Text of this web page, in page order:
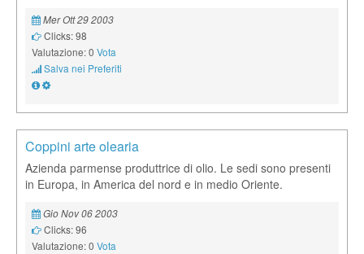
Mer Ott 29 2003
Clicks: 98
Valutazione: 0 Vota
Salva nei Preferiti
Coppini arte olearia
Azienda parmense produttrice di olio. Le sedi sono presenti
in Europa, in America del nord e in medio Oriente.
Gio Nov 06 2003
Clicks: 96
Valutazione: 0 Vota